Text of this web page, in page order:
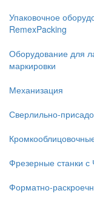
Упаковочное
RemexPacking
Оборудование для
маркировки
Механизация
Сверлильно-
Фрезерные станки
Форматно-